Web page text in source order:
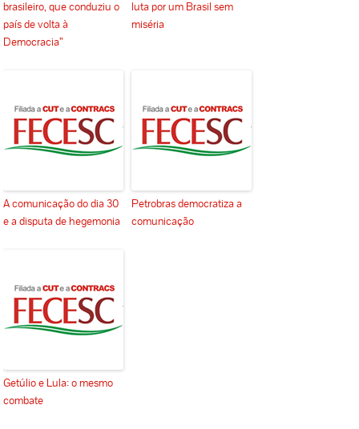
brasileiro, que conduziu o
país de volta à
Democracia”
luta por um Brasil sem
miséria
A comunicação do dia 30
e a disputa de hegemonia
Petrobras democratiza a
comunicação
Getúlio e Lula: o mesmo
combate